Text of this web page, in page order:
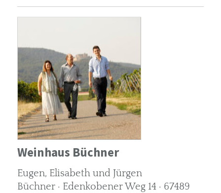
Weinhaus Büchner
Eugen, Elisabeth und Jürgen
Büchner · Edenkobener Weg 14 · 67489